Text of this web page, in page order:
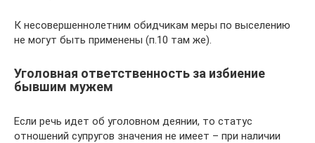
К несовершеннолетним обидчикам меры по выселению
не могут быть применены (п.10 там же).
Уголовная ответственность за избиение
бывшим мужем
Если речь идет об уголовном деянии, то статус
отношений супругов значения не имеет – при наличии